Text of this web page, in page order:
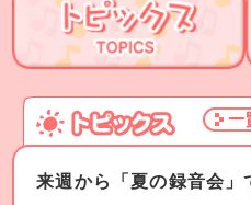
来週から「夏の録音会」